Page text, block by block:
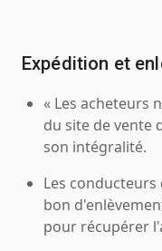
Expédition et
« Les acheteurs
du site de vente
son intégralité.
Les
bon
pour récupérer